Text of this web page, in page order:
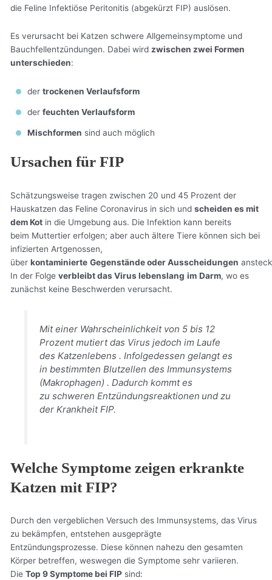
die Feline Infektiöse Peritonitis (abgekürzt FIP) auslösen.
Es verursacht bei Katzen schwere Allgemeinsymptome und
Bauchfellentzündungen. Dabei wird zwischen zwei Formen
unterschieden:
dertrockenen Verlaufsform
derfeuchten Verlaufsform
Mischformen sind auch möglich
Ursachen für FIP
Schätzungsweise tragen zwischen 20 und 45 Prozent der
Hauskatzen das Feline Coronavirus in sich undscheiden es mit
dem Kot in die Umgebung aus. Die Infektion kann bereits
beim Muttertier erfolgen; aber auch ältere Tiere können sich bei
infizierten Artgenossen,
überkontaminierte Gegenstände oder Ausscheidungen
In der Folgeverbleibt das Virus lebenslang im Darm, wo es
zunächst keine Beschwerden verursacht.
Mit einer Wahrscheinlichkeit von 5 bis 12
Prozent mutiert das Virus jedoch im Laufe
des Katzenlebens . Infolgedessen gelangt es
in bestimmten Blutzellen des Immunsystems
(Makrophagen) . Dadurch kommt es
zu schweren Entzündungsreaktionen und zu
der Krankheit FIP.
Welche Symptome zeigen erkrankte
Katzen mit FIP?
Durch den vergeblichen Versuch des Immunsystems, das Virus
zu bekämpfen, entstehen ausgeprägte
Entzündungsprozesse. Diese können nahezu den gesamten
Körper betreffen, weswegen die Symptome sehr variieren.
DieTop 9 Symptome bei FIP sind: